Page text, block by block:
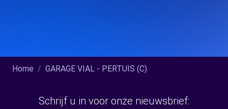
Home GARAGE VIAL - PERTUIS (C)
Schrijf u in voor onze nieuwsbrief: